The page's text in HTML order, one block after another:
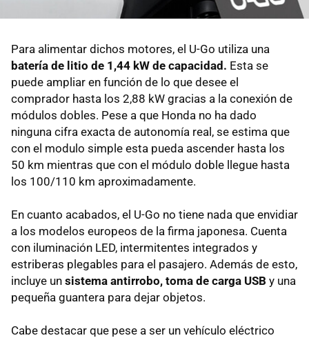
Para alimentar dichos motores, el U-Go utiliza una
batería de litio de 1,44 kW de capacidad. Esta se
puede ampliar en función de lo que desee el
comprador hasta los 2,88 kW gracias a la conexión de
módulos dobles. Pese a que Honda no ha dado
ninguna cifra exacta de autonomía real, se estima que
con el modulo simple esta pueda ascender hasta los
50 km mientras que con el módulo doble llegue hasta
los 100/110 km aproximadamente.
En cuanto acabados, el U-Go no tiene nada que envidiar
a los modelos europeos de la firma japonesa. Cuenta
con iluminación LED, intermitentes integrados y
estriberas plegables para el pasajero. Además de esto,
incluye un sistema antirrobo, toma de carga USB y una
pequeña guantera para dejar objetos.
Cabe destacar que pese a ser un vehículo eléctrico